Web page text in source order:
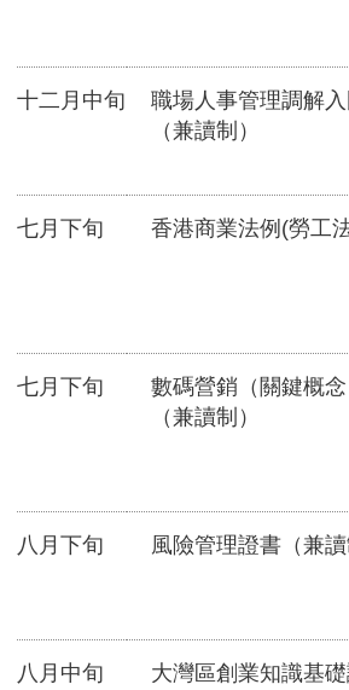
十二月中旬
職場人事管理調解
（兼讀制）
七月下旬 香港商業法例(勞工
七月下旬
數碼營銷（關鍵概
（兼讀制）
八月下旬 風險管理證書（兼讀
八月中旬 大灣區創業知識基